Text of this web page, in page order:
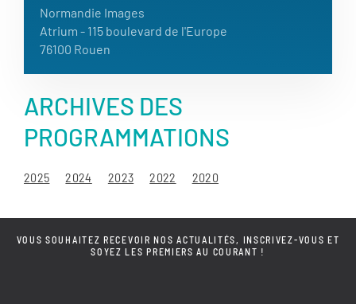
Normandie Images
Atrium - 115 boulevard de l'Europe
76100 Rouen
ARCHIVES DES
PROGRAMMATIONS
2025 2024 2023 2022 2020
VOUS SOUHAITEZ RECEVOIR NOS ACTUALITÉS, INSCRIVEZ-VOUS ET
SOYEZ LES PREMIERS AU COURANT !